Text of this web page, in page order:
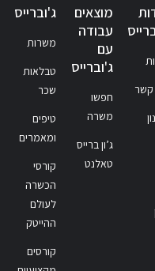
קשר
מוצאים
עבודה
עם
ג'וברייס
חפשו
משרה
ג’ון ברייס
טאלנט
ג'וברייס
משרות
טבלאות
שכר
טיפים
ומאמרים
קורסי
הכשרה
לעולם
ההייטק
קורסים